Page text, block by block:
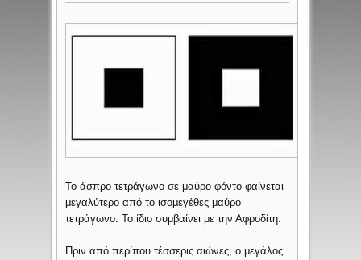
To άσπρο τετράγωνο σε μαύρο φόντο φαίνεται
μεγαλύτερο από το ισομεγέθες μαύρο
τετράγωνο. Το ίδιο συμβαίνει με την Αφροδίτη.
Πριν από περίπου τέσσερις αιώνες, ο μεγάλος